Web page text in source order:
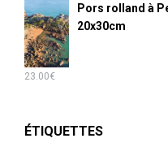
Pors rolland à
20x30cm
23.00€
ÉTIQUETTES